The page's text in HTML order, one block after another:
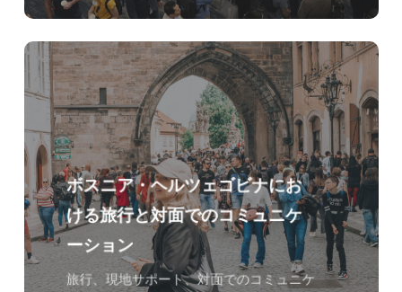
ボスニア・ヘルツェゴビナにお
ける旅行と対面でのコミュニケ
ーション
旅行、現地サポート、対面でのコミュニケ